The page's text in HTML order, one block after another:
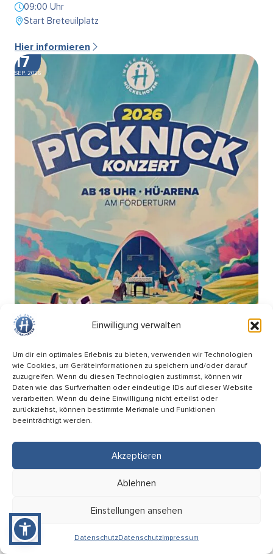
Einwilligung verwalten
Um dir ein optimales Erlebnis zu bieten, verwenden wir Technologien
wie Cookies, um Geräteinformationen zu speichern und/oder darauf
zuzugreifen. Wenn du diesen Technologien zustimmst, können wir
Daten wie das Surfverhalten oder eindeutige IDs auf dieser Website
verarbeiten. Wenn du deine Einwilligung nicht erteilst oder
zurückziehst, können bestimmte Merkmale und Funktionen
beeinträchtigt werden.
Akzeptieren
Ablehnen
Einstellungen ansehen
DatenschutzDatenschutzImpressum
09:00 Uhr
Start Breteuilplatz
Hier informieren
17
SEP. 2026
Picknick Konzert – Mitsing-Konzert mit den
HÜ-Arena am Förderturm
Eintritt: Frei